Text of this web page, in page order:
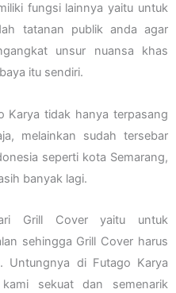
fungsi lainnya yaitu untuk
tatanan publik anda agar
unsur nuansa khas
itu sendiri.
Karya tidak hanya terpasang
melainkan sudah tersebar
seperti kota Semarang,
banyak lagi.
Grill Cover yaitu untuk
sehingga Grill Cover harus
Untungnya di Futago Karya
sekuat dan semenarik